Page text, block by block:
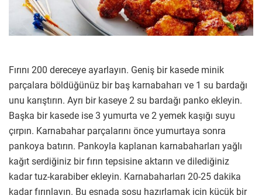
Fırını 200 dereceye ayarlayın. Geniş bir kasede minik
parçalara böldüğünüz bir baş karnabaharı ve 1 su bardağı
unu karıştırın. Ayrı bir kaseye 2 su bardağı panko ekleyin.
Başka bir kasede ise 3 yumurta ve 2 yemek kaşığı suyu
çırpın. Karnabahar parçalarını önce yumurtaya sonra
pankoya batırın. Pankoyla kaplanan karnabaharları yağlı
kağıt serdiğiniz bir fırın tepsisine aktarın ve dilediğiniz
kadar tuz-karabiber ekleyin. Karnabaharları 20-25 dakika
kadar fırınlayın. Bu esnada sosu hazırlamak için küçük bir